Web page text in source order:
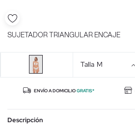
SUJETADOR TRIANGULAR ENCAJE
Talla M
ENVÍO A DOMICILIOGRATIS*
Descripción